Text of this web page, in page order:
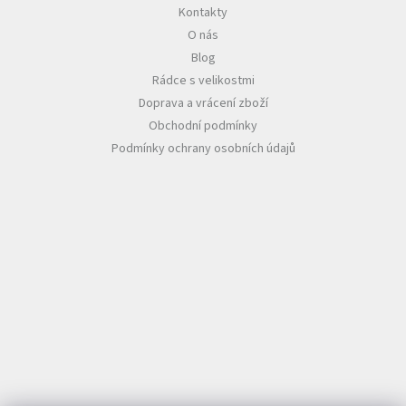
Kontakty
O nás
Blog
Rádce s velikostmi
Doprava a vrácení zboží
Obchodní podmínky
Podmínky ochrany osobních údajů